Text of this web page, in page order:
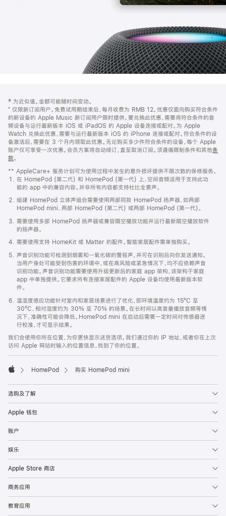
页
页
脚
注
‡ 为近似值。金额可能随时间变动。
⁺ 仅限新订阅用户。免费试用期结束后，每月收费为 RMB 12。优惠仅面向购买符合条件
的新设备的 Apple Music 新订阅用户限时提供。要兑换此优惠，需要将符合条件的音
频设备与运行最新版本 iOS 或 iPadOS 的 Apple 设备连接或配对。为 Apple
Watch 兑换此优惠，需要与运行最新版本 iOS 的 iPhone 连接或配对。符合条件的设
备激活后，需要在 3 个月内领取此优惠。无论购买多少件符合条件的设备，每个 Apple
账户仅可享受一次优惠。会员方案将自动续订，直至取消订阅。须遵循限制条件和其他条
款。
窗
口
中
打
开)
** AppleCare+ 服务计划可为使用过程中发生的意外损坏提供不限次数的保修服务。
在 HomePod (第二代) 和 HomePod (第一代) 上，空间音频适用于支持此功
能的 app 中的兼容内容。并非所有内容都支持杜比全景声。
组建 HomePod 立体声组合需要使用两部同款 HomePod 扬声器，如两部
HomePod mini、两部 HomePod (第二代) 或两部 HomePod (第一代)。
需要使用多部 HomePod 扬声器或兼容隔空播放功能并运行最新隔空播放软件
的扬声器。
需要使用支持 HomeKit 或 Matter 的配件。智能家居配件需单独购买。
声音识别功能可检测到烟雾和一氧化碳的警报声，并可在识别后向你发送通知。
当用户身处可能受到伤害的环境中，或在高风险或紧急情况下，均不应依赖声音
识别功能。声音识别功能需要使用升级更新后的家庭 app 架构，该架构于家庭
app 中单独提供。它要求所有连接家居配件的 Apple 设备均使用最新版本软
件。
温湿度感应功能针对室内和家居场景进行了优化，即环境温度约为 15ºC 至
30ºC、相对湿度约为 30% 至 70% 的场景。在长时间以高音量播放音频等情
况下，准确性可能会降低。HomePod mini 在启动后需要一定时间对传感器进
行校准，才可显示结果。
我们会使用你所在位置，为你更快显示送货选项。我们通过你的 IP 地址，或者你在上次
访问 Apple 网站时输入的位置信息，找到了你的位置。
HomePod 购买 HomePod mini
选购及了解
Apple 钱包
账户
娱乐
Apple Store 商店
商务应用
教育应用